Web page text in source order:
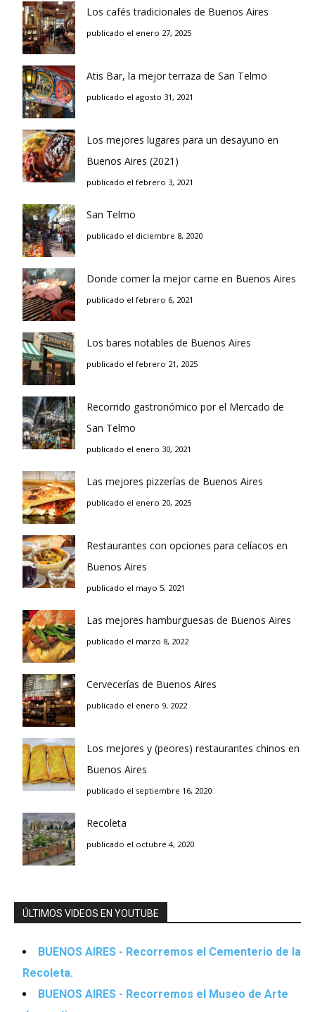
Los cafés tradicionales de Buenos Aires
publicado el enero 27, 2025
Atis Bar, la mejor terraza de San Telmo
publicado el agosto 31, 2021
Los mejores lugares para un desayuno en
Buenos Aires (2021)
publicado el febrero 3, 2021
San Telmo
publicado el diciembre 8, 2020
Donde comer la mejor carne en Buenos Aires
publicado el febrero 6, 2021
Los bares notables de Buenos Aires
publicado el febrero 21, 2025
Recorrido gastronómico por el Mercado de
San Telmo
publicado el enero 30, 2021
Las mejores pizzerías de Buenos Aires
publicado el enero 20, 2025
Restaurantes con opciones para celíacos en
Buenos Aires
publicado el mayo 5, 2021
Las mejores hamburguesas de Buenos Aires
publicado el marzo 8, 2022
Cervecerías de Buenos Aires
publicado el enero 9, 2022
Los mejores y (peores) restaurantes chinos en
Buenos Aires
publicado el septiembre 16, 2020
Recoleta
publicado el octubre 4, 2020
ÚLTIMOS VIDEOS EN YOUTUBE
BUENOS AIRES - Recorremos el Cementerio de la
Recoleta.
BUENOS AIRES - Recorremos el Museo de Arte